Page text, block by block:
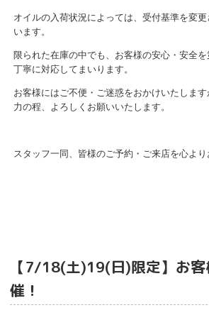
オイルの入荷状況によっては、受付基準を変
います。
限られた在庫の中でも、お客様の安心・安全
丁寧に対応してまいります。
お客様にはご不便・ご迷惑をおかけいたしま
力の程、よろしくお願いいたします。
スタッフ一同、皆様のご予約・ご来店を心より
【7/18(土)19(日)限定】お
催！